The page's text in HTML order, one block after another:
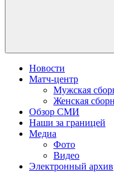
Новости
Матч-центр
Мужская
Женская
Обзор СМИ
Наши за границей
Медиа
Фото
Видео
Электронный архив